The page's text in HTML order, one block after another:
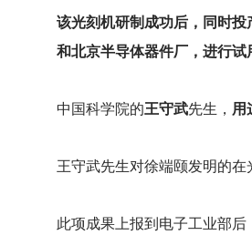
该光刻机研制成功后，同时
和北京半导体器件厂，进行试
中国科学院的王守武先生， 用
王守武先生对徐端颐发明的
此项成果上报到电子工业部后